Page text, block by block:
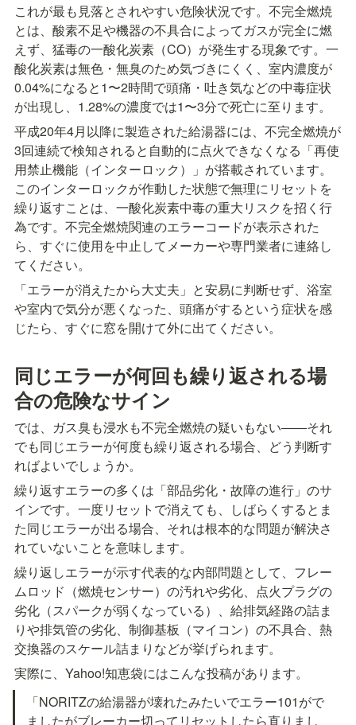
これが最も見落とされやすい危険状況です。不完全燃焼
とは、酸素不足や機器の不具合によってガスが完全に燃
えず、猛毒の一酸化炭素（CO）が発生する現象です。一
酸化炭素は無色・無臭のため気づきにくく、室内濃度が
0.04%になると1〜2時間で頭痛・吐き気などの中毒症状
が出現し、1.28%の濃度では1〜3分で死亡に至ります。
平成20年4月以降に製造された給湯器には、不完全燃焼が
3回連続で検知されると自動的に点火できなくなる「再使
用禁止機能（インターロック）」が搭載されています。
このインターロックが作動した状態で無理にリセットを
繰り返すことは、一酸化炭素中毒の重大リスクを招く行
為です。不完全燃焼関連のエラーコードが表示された
ら、すぐに使用を中止してメーカーや専門業者に連絡し
てください。
「エラーが消えたから大丈夫」と安易に判断せず、浴室
や室内で気分が悪くなった、頭痛がするという症状を感
じたら、すぐに窓を開けて外に出てください。
同じエラーが何回も繰り返される場
合の危険なサイン
では、ガス臭も浸水も不完全燃焼の疑いもない――それ
でも同じエラーが何度も繰り返される場合、どう判断す
ればよいでしょうか。
繰り返すエラーの多くは「部品劣化・故障の進行」のサ
インです。一度リセットで消えても、しばらくするとま
た同じエラーが出る場合、それは根本的な問題が解決さ
れていないことを意味します。
繰り返しエラーが示す代表的な内部問題として、フレー
ムロッド（燃焼センサー）の汚れや劣化、点火プラグの
劣化（スパークが弱くなっている）、給排気経路の詰ま
りや排気管の劣化、制御基板（マイコン）の不具合、熱
交換器のスケール詰まりなどが挙げられます。
実際に、Yahoo!知恵袋にはこんな投稿があります。
「NORITZの給湯器が壊れたみたいでエラー101がで
ましたがブレーカー切ってリセットしたら直りまし